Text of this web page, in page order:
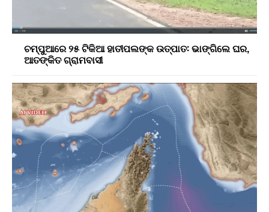
ଚମ୍ପୁଆରେ ୨୫ ଟିକିଆ ହାତୀପଲଙ୍କ ଉତ୍ପାତ: ଭାଙ୍ଗିଲେ ଘର,
ଆତଙ୍କିତ ଗ୍ରାମବାସୀ